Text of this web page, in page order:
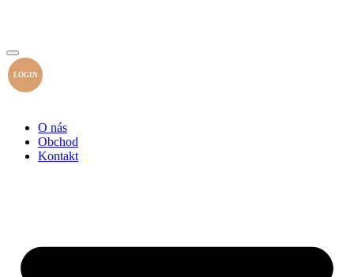
LOGIN
O nás
Obchod
Kontakt